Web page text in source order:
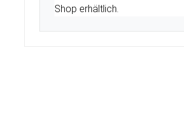
Shop erhältlich.